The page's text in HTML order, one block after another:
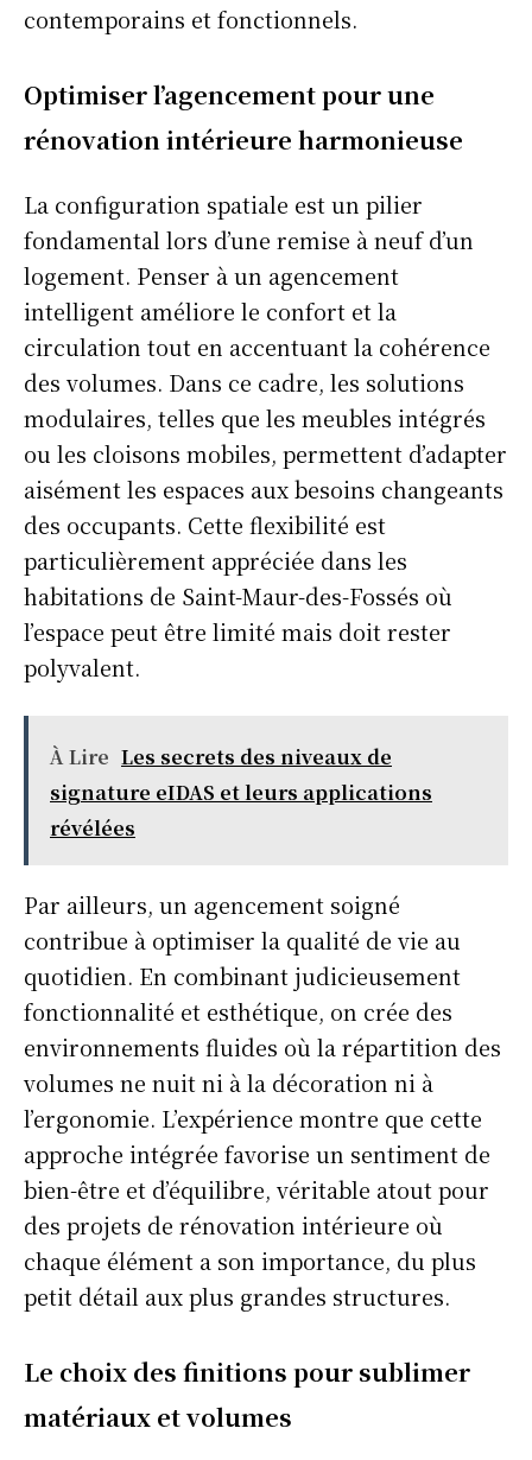
contemporains et fonctionnels.
Optimiser l’agencement pour une
rénovation intérieure harmonieuse
La configuration spatiale est un pilier
fondamental lors d’une remise à neuf d’un
logement. Penser à un agencement
intelligent améliore le confort et la
circulation tout en accentuant la cohérence
des volumes. Dans ce cadre, les solutions
modulaires, telles que les meubles intégrés
ou les cloisons mobiles, permettent d’adapter
aisément les espaces aux besoins changeants
des occupants. Cette flexibilité est
particulièrement appréciée dans les
habitations de Saint-Maur-des-Fossés où
l’espace peut être limité mais doit rester
polyvalent.
À Lire Les secrets des niveaux de
signature eIDAS et leurs applications
révélées
Par ailleurs, un agencement soigné
contribue à optimiser la qualité de vie au
quotidien. En combinant judicieusement
fonctionnalité et esthétique, on crée des
environnements fluides où la répartition des
volumes ne nuit ni à la décoration ni à
l’ergonomie. L’expérience montre que cette
approche intégrée favorise un sentiment de
bien-être et d’équilibre, véritable atout pour
des projets de rénovation intérieure où
chaque élément a son importance, du plus
petit détail aux plus grandes structures.
Le choix des finitions pour sublimer
matériaux et volumes